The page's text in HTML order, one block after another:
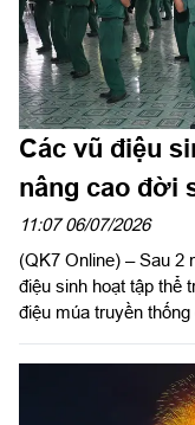
Các vũ điệu
nâng cao đời
của bộ đội
11:07 06/07/2026
(QK7 Online) – Sau 2
điệu sinh hoạt tập thể
điệu múa truyền
ngày 6/7.